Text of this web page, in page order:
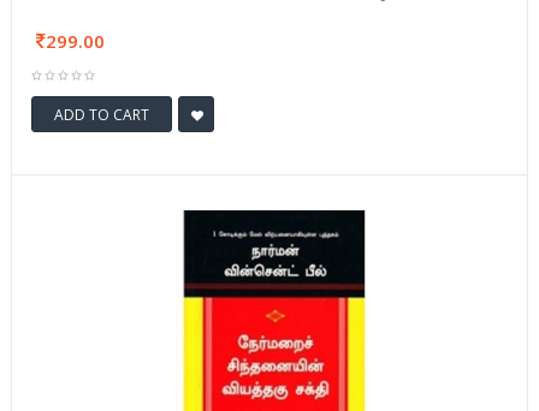
299.00
ADD TO CART